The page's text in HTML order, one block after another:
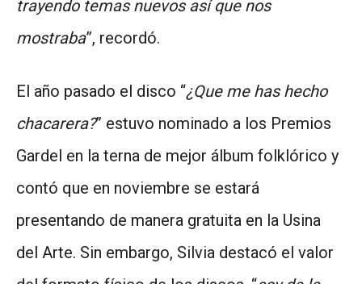
trayendo temas nuevos así que nos
mostraba”, recordó.
El año pasado el disco “¿Que me has hecho
chacarera?” estuvo nominado a los Premios
Gardel en la terna de mejor álbum folklórico y
contó que en noviembre se estará
presentando de manera gratuita en la Usina
del Arte. Sin embargo, Silvia destacó el valor